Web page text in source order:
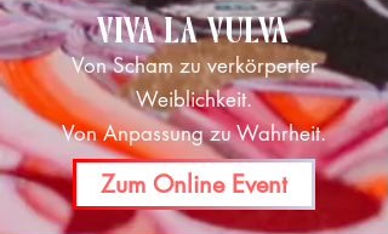
VIVA LA VULVA
Von Scham zu verkörperter
Weiblichkeit.
Von Anpassung zu Wahrheit.
Zum Online Event